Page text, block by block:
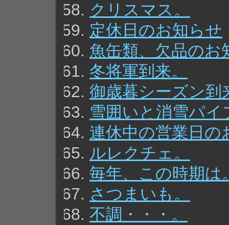
クリスマス。
定休日のお知らせ
魚缶類、欠品のお
冬将軍到来。
御歳暮シーズン到
雪囲いと消雪パイ
連休中の営業日の
ルレクチェ。
毎年、この時期は
さつまいも。
不調・・・。